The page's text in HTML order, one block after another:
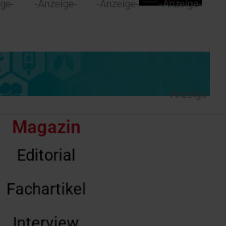
-Anzeige- -Anzeige- -Anzeige-
-Anzeige-
Magazin
Editorial
Fachartikel